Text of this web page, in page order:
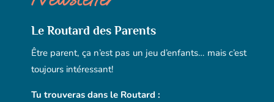
Le Routard des Parents
Être parent, ça n’est pas un jeu d’enfants… mais c’est
toujours intéressant!
Tu trouveras dans le Routard :